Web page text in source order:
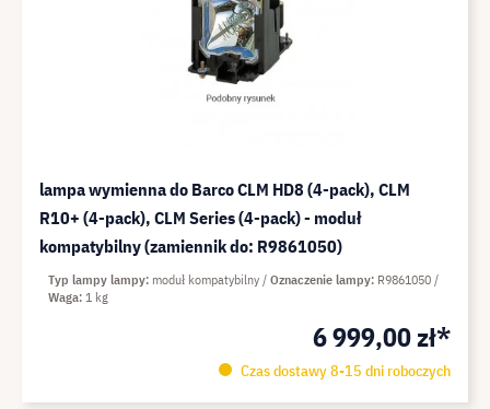
lampa wymienna do Barco CLM HD8 (4-pack), CLM
R10+ (4-pack), CLM Series (4-pack) - moduł
kompatybilny (zamiennik do: R9861050)
6 999,00 zł*
Czas dostawy 8-15 dni roboczych
Typ lampy lampy moduł kompatybilny Oznaczenie lampy R9861050
Waga 1 kg